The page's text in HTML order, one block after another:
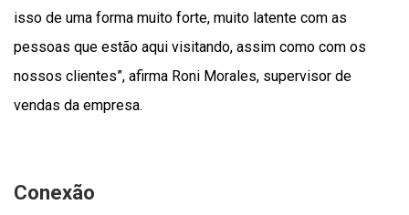
isso de uma forma muito forte, muito latente com as
pessoas que estão aqui visitando, assim como com os
nossos clientes”, afirma Roni Morales, supervisor de
vendas da empresa.
Conexão